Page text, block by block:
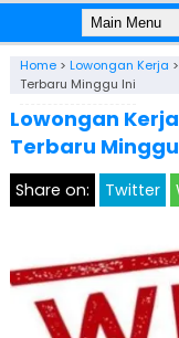
Home> Lowongan Kerja >
Terbaru Minggu Ini
Lowongan
Terbaru
Share on: Twitter